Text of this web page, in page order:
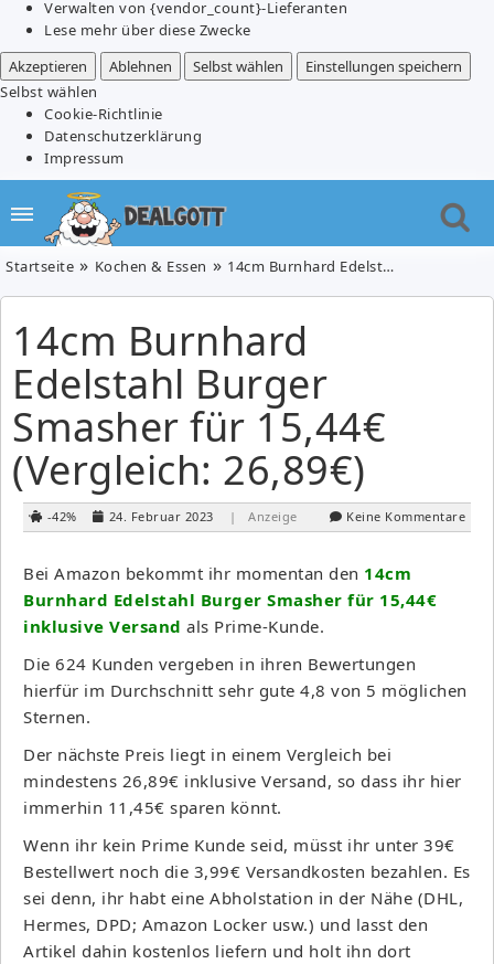
Verwalten von {vendor_count}-Lieferanten
Lese mehr über diese Zwecke
Akzeptieren
Ablehnen Selbst wählen
Einstellungen speichern
Selbst wählen
Cookie-Richtlinie
Datenschutzerklärung
Impressum
Startseite Kochen & Essen 14cm Burnhard Edelstahl Burger Smasher für 15,44€ (Vergleich: 26,89€)
14cm Burnhard
Edelstahl Burger
Smasher für 15,44€
(Vergleich: 26,89€)
-42% 24. Februar 2023 | Anzeige Keine Kommentare
Bei Amazon bekommt ihr momentan den 14cm
Burnhard Edelstahl Burger Smasher für 15,44€
inklusive Versand als Prime-Kunde.
Die 624 Kunden vergeben in ihren Bewertungen
hierfür im Durchschnitt sehr gute 4,8 von 5 möglichen
Sternen.
Der nächste Preis liegt in einem Vergleich bei
mindestens 26,89€ inklusive Versand, so dass ihr hier
immerhin 11,45€ sparen könnt.
Wenn ihr kein Prime Kunde seid, müsst ihr unter 39€
Bestellwert noch die 3,99€ Versandkosten bezahlen. Es
sei denn, ihr habt eine Abholstation in der Nähe (DHL,
Hermes, DPD; Amazon Locker usw.) und lasst den
Artikel dahin kostenlos liefern und holt ihn dort